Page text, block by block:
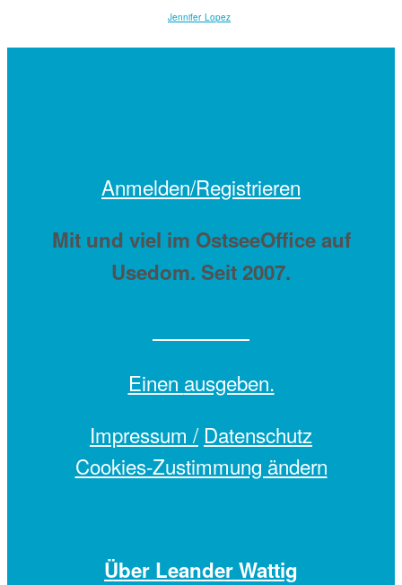
Jennifer Lopez
Anmelden/Registrieren
Mit und viel im OstseeOffice auf
Usedom. Seit 2007.
Einen ausgeben.
Impressum / Datenschutz
Cookies-Zustimmung ändern
Über Leander Wattig